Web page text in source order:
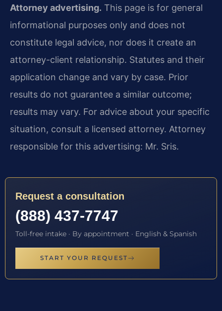
Attorney advertising. This page is for general
informational purposes only and does not
constitute legal advice, nor does it create an
attorney-client relationship. Statutes and their
application change and vary by case. Prior
results do not guarantee a similar outcome;
results may vary. For advice about your specific
situation, consult a licensed attorney. Attorney
responsible for this advertising: Mr. Sris.
Request a consultation
(888) 437-7747
Toll-free intake · By appointment · English & Spanish
START YOUR REQUEST